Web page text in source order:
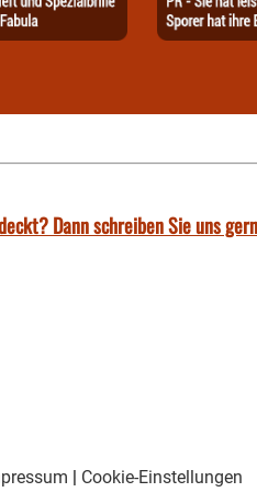
Dann schreiben Sie uns
| Cookie-Einstellungen